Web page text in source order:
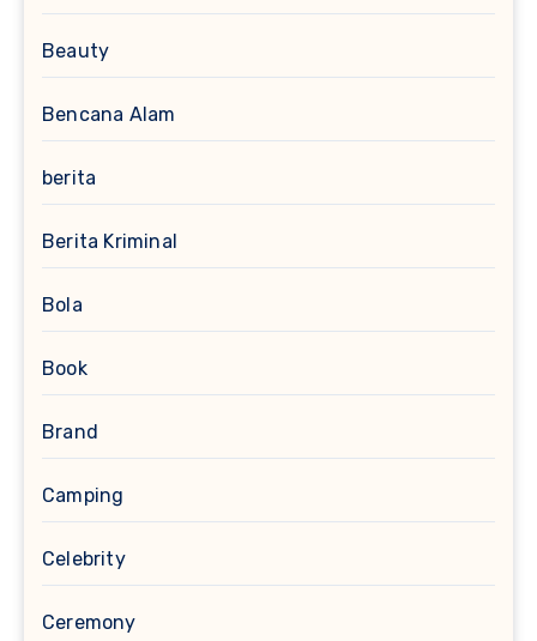
Beauty
Bencana Alam
berita
Berita Kriminal
Bola
Book
Brand
Camping
Celebrity
Ceremony